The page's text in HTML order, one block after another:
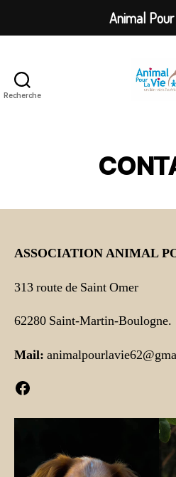
Recherche
ASSOCIATION ANIMAL
313 route de Saint Omer
62280 Saint-Martin-Boulogne.
Mail:
Facebook
Animal